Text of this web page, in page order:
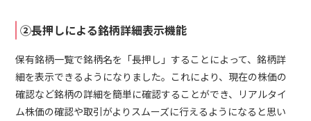
②長押しによる銘柄詳細表示機能
保有銘柄一覧で銘柄名を「長押し」することによって、銘柄詳
細を表示できるようになりました。これにより、現在の株価の
確認など銘柄の詳細を簡単に確認することができ、リアルタイ
ム株価の確認や取引がよりスムーズに行えるようになると思い